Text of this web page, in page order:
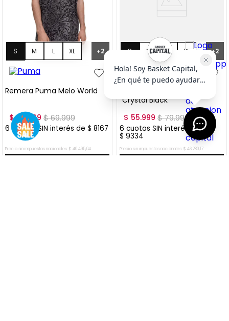
S M L XL
XXL
+2
Remera Puma Melo World
$ 48.999 $69.999
6cuotas SIN interés de $ 8167
Precio sin impuestos nacionales: $ 40.495,04
S M L XL
XXL
+2
"Crystal Black"
$ 55.999 $79.999
6 cuotas SIN interés de
$ 9334
Precio sin impuestos nacionales: $ 46.280,17